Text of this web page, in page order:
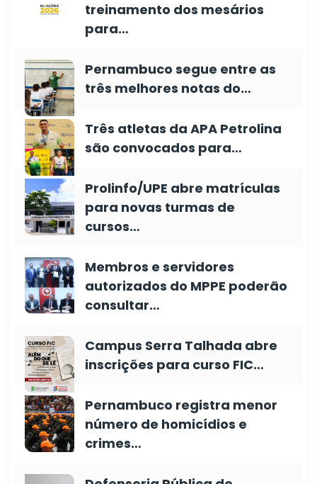
treinamento dos mesários
para…
Pernambuco segue entre as
três melhores notas do…
Três atletas da APA Petrolina
são convocados para…
Prolinfo/UPE abre matrículas
para novas turmas de
cursos…
Membros e servidores
autorizados do MPPE poderão
consultar…
Campus Serra Talhada abre
inscrições para curso FIC…
Pernambuco registra menor
número de homicídios e
crimes…